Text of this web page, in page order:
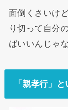
面倒くさいけ
り切って自分
ばいいんじゃ
「親孝行」